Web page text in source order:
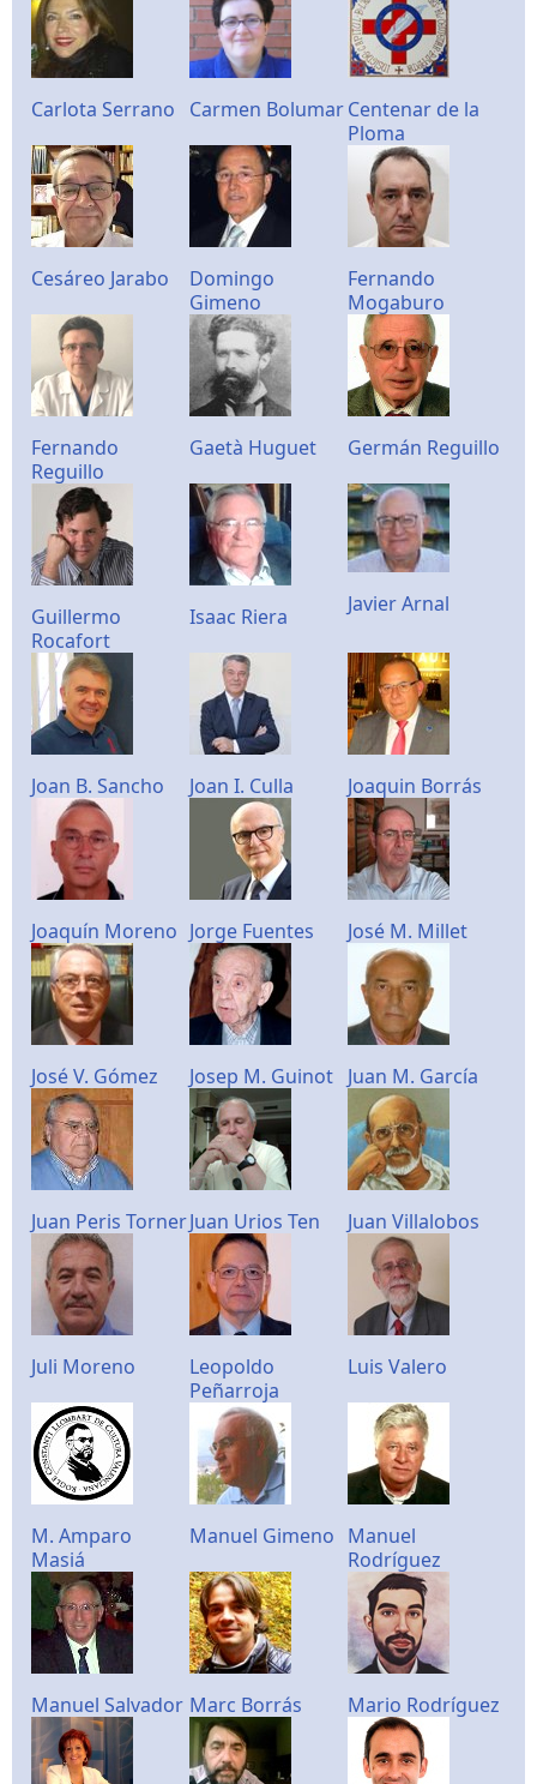
Carlota Serrano Carmen BolumarCentenar de la
Ploma
Cesáreo Jarabo
Domingo
Gimeno
Fernando
Mogaburo
Fernando
Reguillo
Gaetà Huguet Germán Reguillo
Guillermo
Rocafort
Isaac Riera Javier Arnal
Joan B. Sancho Joan I. Culla Joaquin Borrás
Joaquín Moreno Jorge Fuentes José M. Millet
José V. Gómez Josep M. Guinot Juan M. García
Juan Peris TornerJuan Urios Ten Juan Villalobos
Juli Moreno
Leopoldo
Peñarroja
Luis Valero
M. Amparo
Masiá
Manuel Gimeno Manuel
Rodríguez
Manuel Salvador Marc Borrás Mario Rodríguez